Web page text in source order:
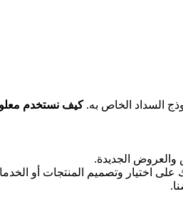
كيف نستخدم
والعروض الجديدة.
وتصميم المنتجات أو الخدمات